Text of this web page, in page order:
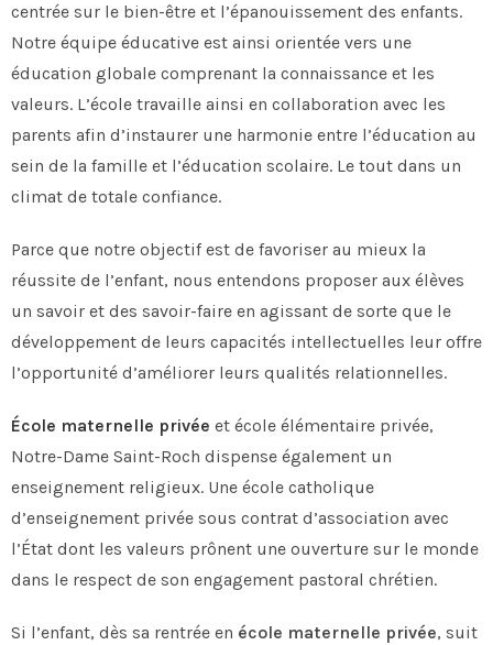
centrée sur le bien-être et l’épanouissement des enfants.
Notre équipe éducative est ainsi orientée vers une
éducation globale comprenant la connaissance et les
valeurs. L’école travaille ainsi en collaboration avec les
parents afin d’instaurer une harmonie entre l’éducation au
sein de la famille et l’éducation scolaire. Le tout dans un
climat de totale confiance.
Parce que notre objectif est de favoriser au mieux la
réussite de l’enfant, nous entendons proposer aux élèves
un savoir et des savoir-faire en agissant de sorte que le
développement de leurs capacités intellectuelles leur offre
l’opportunité d’améliorer leurs qualités relationnelles.
École maternelle privée et école élémentaire privée,
Notre-Dame Saint-Roch dispense également un
enseignement religieux. Une école catholique
d’enseignement privée sous contrat d’association avec
l’État dont les valeurs prônent une ouverture sur le monde
dans le respect de son engagement pastoral chrétien.
Si l’enfant, dès sa rentrée en école maternelle privée, suit